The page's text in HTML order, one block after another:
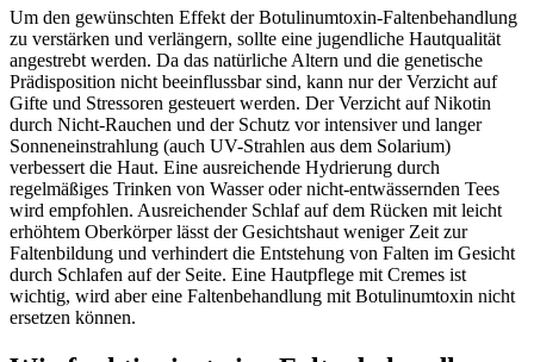
Um den gewünschten Effekt der Botulinumtoxin-Faltenbehandlung
zu verstärken und verlängern, sollte eine jugendliche Hautqualität
angestrebt werden. Da das natürliche Altern und die genetische
Prädisposition nicht beeinflussbar sind, kann nur der Verzicht auf
Gifte und Stressoren gesteuert werden. Der Verzicht auf Nikotin
durch Nicht-Rauchen und der Schutz vor intensiver und langer
Sonneneinstrahlung (auch UV-Strahlen aus dem Solarium)
verbessert die Haut. Eine ausreichende Hydrierung durch
regelmäßiges Trinken von Wasser oder nicht-entwässernden Tees
wird empfohlen. Ausreichender Schlaf auf dem Rücken mit leicht
erhöhtem Oberkörper lässt der Gesichtshaut weniger Zeit zur
Faltenbildung und verhindert die Entstehung von Falten im Gesicht
durch Schlafen auf der Seite. Eine Hautpflege mit Cremes ist
wichtig, wird aber eine Faltenbehandlung mit Botulinumtoxin nicht
ersetzen können.